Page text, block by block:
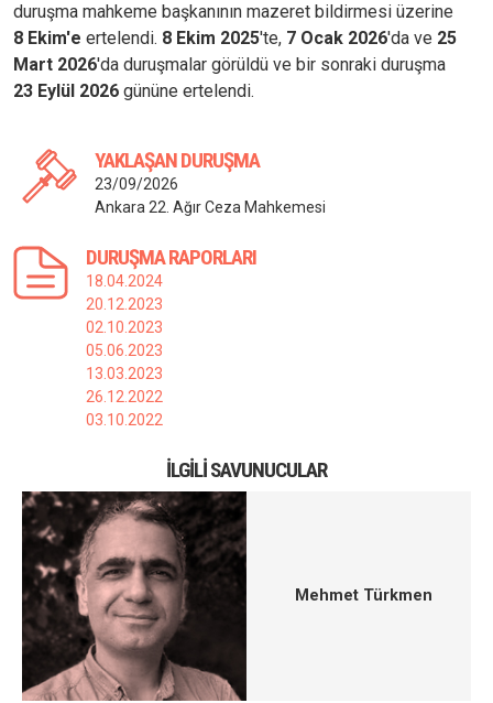
duruşma mahkeme başkanının mazeret bildirmesi üzerine
8 Ekim'e ertelendi. 8 Ekim 2025'te, 7 Ocak 2026'da ve 25
Mart 2026'da duruşmalar görüldü ve bir sonraki duruşma
23 Eylül 2026 gününe ertelendi.
YAKLAŞAN DURUŞMA
23/09/2026
Ankara 22. Ağır Ceza Mahkemesi
DURUŞMA RAPORLARI
18.04.2024
20.12.2023
02.10.2023
05.06.2023
13.03.2023
26.12.2022
03.10.2022
İLGILI SAVUNUCULAR
Mehmet Türkmen